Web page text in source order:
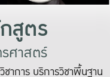
สูตร
ศาสตร์
การ บริการวิชาพื้นฐาน